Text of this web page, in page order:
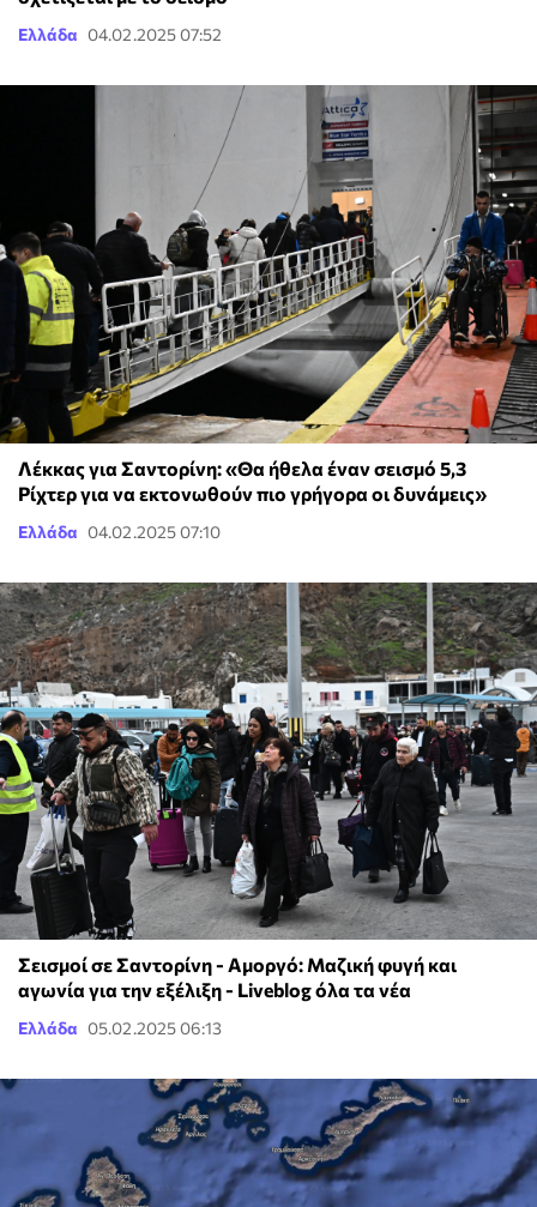
Ελλάδα 04.02.2025 07:52
Λέκκας για Σαντορίνη: «Θα ήθελα έναν σεισμό 5,3
Ρίχτερ για να εκτονωθούν πιο γρήγορα οι δυνάμεις»
Ελλάδα 04.02.2025 07:10
Σεισμοί σε Σαντορίνη - Αμοργό: Μαζική φυγή και
αγωνία για την εξέλιξη - Liveblog όλα τα νέα
Ελλάδα 05.02.2025 06:13